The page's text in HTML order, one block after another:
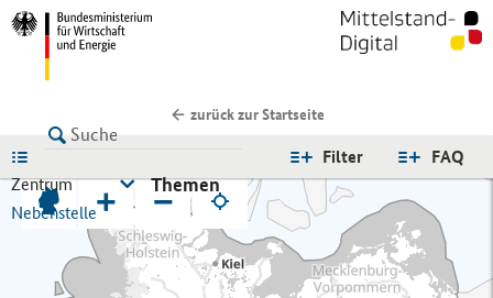
zurück zur Startseite
FAQ
Filter
Zentrum
Nebenstelle
Themen
+ −